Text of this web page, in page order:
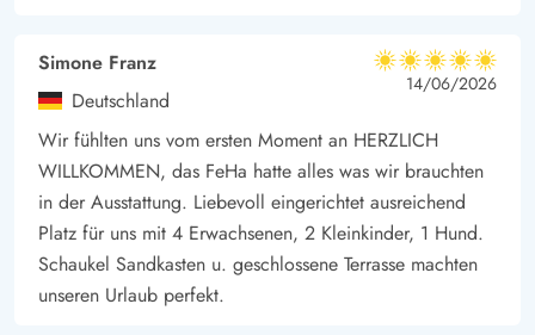
Dieses herrliche Ferienhaus in der wunderschönen
Dünenlandschaft ist der perfekte Ausgangspunkt für
unvergessliche Familienferien.
Dieses Haus wird nicht an Jugendgruppen vermietet. Ab Herbst
2022 ist dieses Ferienhaus ein Nichtraucherhaus.
Weitere Ferienhäuser in Tranebærvejin Dänemark
Simone Franz
Deutschland
5 von 5
5 von 5
5 out of 5
14/06/2026
Wir fühlten uns vom ersten Moment an HERZLICH
WILLKOMMEN, das FeHa hatte alles was wir brauchten
in der Ausstattung. Liebevoll eingerichtet ausreichend
Platz für uns mit 4 Erwachsenen, 2 Kleinkinder, 1 Hund.
Schaukel Sandkasten u. geschlossene Terrasse machten
unseren Urlaub perfekt.